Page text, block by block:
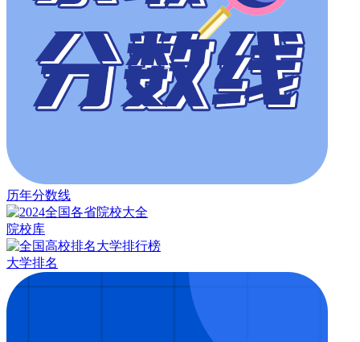
历年分数线
院校库
大学排名